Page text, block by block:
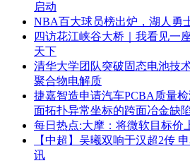
启动
NBA百大球员榜出炉，湖人勇
四访花江峡谷大桥｜我看见一
天下
清华大学团队突破固态电池技
聚合物电解质
捷嘉智造申请汽车PCBA质量
面拓扑异常坐标的跨面冶金缺
每日热点:大摩：将微软目标价
【中超】吴曦双响于汉超2传
讯